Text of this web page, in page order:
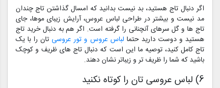
اگر دنبال تاج هستید، بد نیست بدانید که امسال گذاشتن تاج چندان
مد نیست و بیشتر در طراحی لباس عروس، آرایش زیبای موها، جای
تاج ها و گل سرهای آنچنانی را گرفته است. اگر هم به دنبال خرید تاج
هستید و دوست دارید حتما لباس عروس و تور عروسی تان را با یک
تاج کامل کنید، توصیه ما این است که دنبال تاج های ظریف و کوچک
باشید که شما را ظریف تر و زیباتر نشان دهند.
6) لباس عروسی تان را کوتاه نکنید